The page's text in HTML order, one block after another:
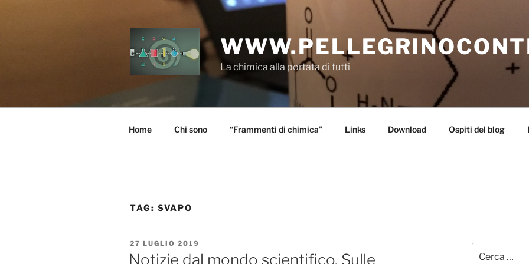
La chimica alla portata di tutti
Home Chi sono “Frammenti di chimica” Links Download Ospiti del blog
TAG: SVAPO
PUBBLICATO
IL
27 LUGLIO 2019
Notizie dal mondo scientifico. Sulle